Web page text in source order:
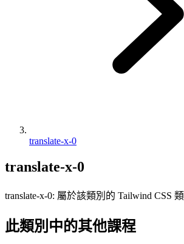
translate-x-0
translate-x-0
translate-x-0: 屬於該類別的 Tailwind CSS 類
此類別中的其他課程